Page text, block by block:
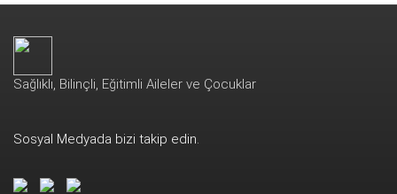
Sağlıklı, Bilinçli, Eğitimli Aileler ve Çocuklar
Sosyal Medyada bizi takip edin.